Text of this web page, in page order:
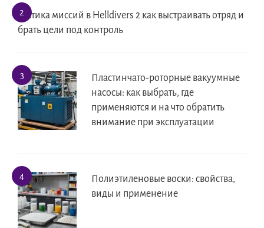
Тактика миссий в Helldivers 2 как выстраивать отряд и
брать цели под контроль
Пластинчато-роторные вакуумные
насосы: как выбрать, где
применяются и на что обратить
внимание при эксплуатации
Полиэтиленовые воски: свойства,
виды и применение